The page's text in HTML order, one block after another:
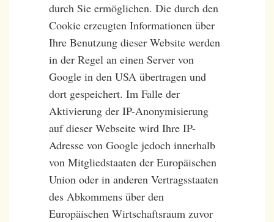
durch Sie ermöglichen. Die durch den
Cookie erzeugten Informationen über
Ihre Benutzung dieser Website werden
in der Regel an einen Server von
Google in den USA übertragen und
dort gespeichert. Im Falle der
Aktivierung der IP-Anonymisierung
auf dieser Webseite wird Ihre IP-
Adresse von Google jedoch innerhalb
von Mitgliedstaaten der Europäischen
Union oder in anderen Vertragsstaaten
des Abkommens über den
Europäischen Wirtschaftsraum zuvor